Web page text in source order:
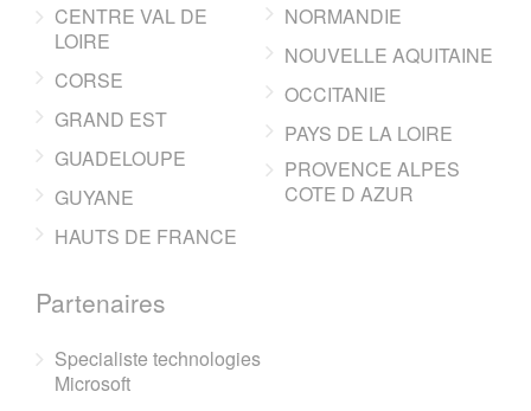
CENTRE VAL DE
LOIRE
CORSE
GRAND EST
GUADELOUPE
GUYANE
HAUTS DE FRANCE
NORMANDIE
NOUVELLE AQUITAINE
OCCITANIE
PAYS DE LA LOIRE
PROVENCE ALPES
COTE D AZUR
Partenaires
Specialiste technologies
Microsoft